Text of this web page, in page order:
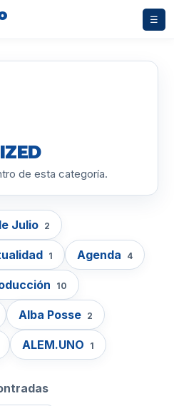
☰
de esta categoría.
Julio 2
1 Agenda 4
10
Alba Posse 2
ALEM.UNO 1